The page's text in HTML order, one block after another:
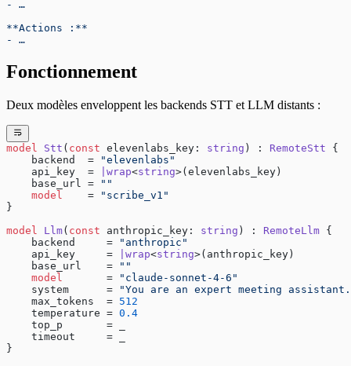
- …
**Actions :**
- …
Fonctionnement
Deux modèles enveloppent les backends STT et LLM distants :
model Stt ( const elevenlabs_key: string ) : RemoteStt {
    backend  =
"elevenlabs"
    api_key  =
|wrap<string>(elevenlabs_key)
    base_url =
""
    model
    =
"scribe_v1"
}
model Llm( const anthropic_key: string ) : RemoteLlm {
    backend     =
"anthropic"
    api_key     =
|wrap<string>(anthropic_key)
    base_url    =
""
    model
       =
"claude-sonnet-4-6"
    system      =
"You are an expert meeting
    max_tokens  =
512
    temperature =
0.4
    top_p       = _
    timeout     = _
}